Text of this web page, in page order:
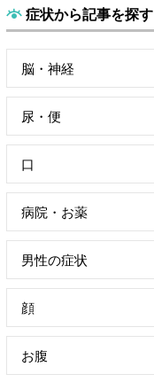
症状から記事を探す
脳・神経
尿・便
口
病院・お薬
男性の症状
顔
お腹